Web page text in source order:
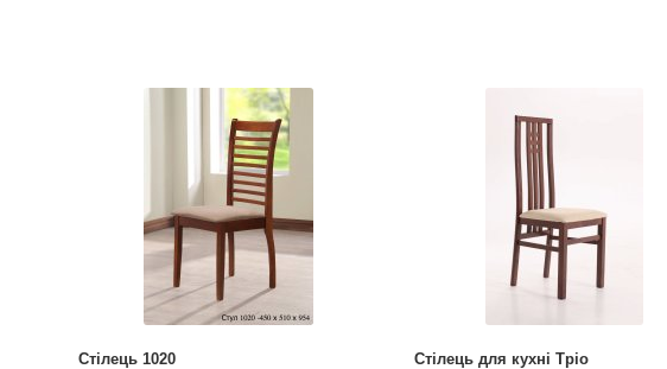
Стілець 1020 Стілець для кухні Тріо